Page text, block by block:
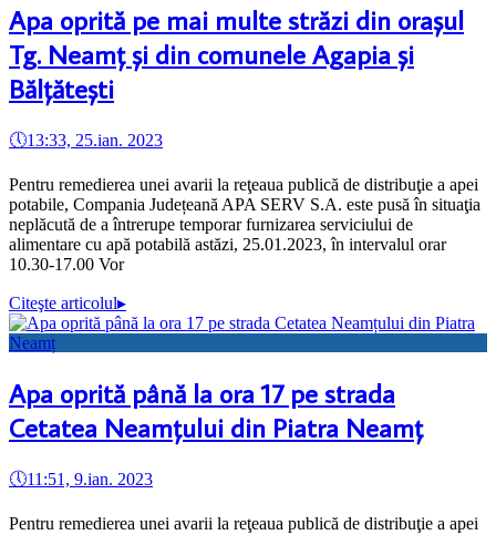
Apa oprită pe mai multe străzi din orașul
Tg. Neamț și din comunele Agapia și
Bălțătești
🕔13:33, 25.ian. 2023
Pentru remedierea unei avarii la reţeaua publică de distribuţie a apei
potabile, Compania Județeană APA SERV S.A. este pusă în situaţia
neplăcută de a întrerupe temporar furnizarea serviciului de
alimentare cu apă potabilă astăzi, 25.01.2023, în intervalul orar
10.30-17.00 Vor
Citeşte articolul▸
Apa oprită până la ora 17 pe strada
Cetatea Neamțului din Piatra Neamț
🕔11:51, 9.ian. 2023
Pentru remedierea unei avarii la reţeaua publică de distribuţie a apei